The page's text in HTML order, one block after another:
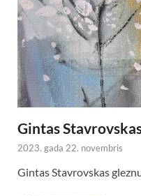
Gintas
2023. gada 22. novembris
Gintas Stavrovskas